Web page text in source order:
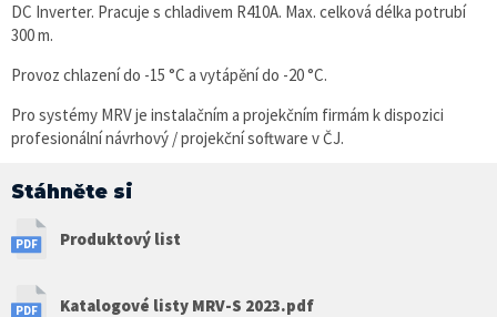
DC Inverter. Pracuje s chladivem R410A. Max. celková délka potrubí
300 m.
Provoz chlazení do -15 °C a vytápění do -20 °C.
Pro systémy MRV je instalačním a projekčním firmám k dispozici
profesionální návrhový / projekční software v ČJ.
Stáhněte si
Produktový list
Katalogové listy MRV-S 2023.pdf